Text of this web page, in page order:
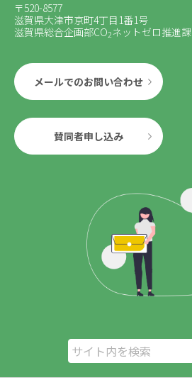
〒520-8577
滋賀県大津市京町4丁目1番1号
滋賀県総合企画部CO2ネットゼロ推進課
メールでのお問い合わせ
賛同者申し込み